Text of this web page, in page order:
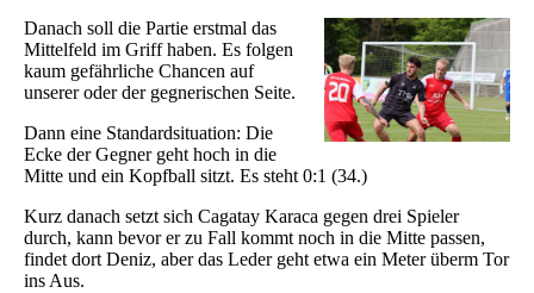
Danach soll die Partie erstmal das
Mittelfeld im Griff haben. Es folgen
kaum gefährliche Chancen auf
unserer oder der gegnerischen Seite.
Dann eine Standardsituation: Die
Ecke der Gegner geht hoch in die
Mitte und ein Kopfball sitzt. Es steht 0:1 (34.)
Kurz danach setzt sich Cagatay Karaca gegen drei Spieler
durch, kann bevor er zu Fall kommt noch in die Mitte passen,
findet dort Deniz, aber das Leder geht etwa ein Meter überm Tor
ins Aus.